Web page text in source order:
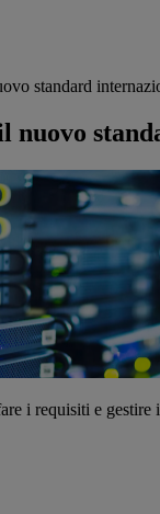
standard
nuovo
i requisiti e gestire